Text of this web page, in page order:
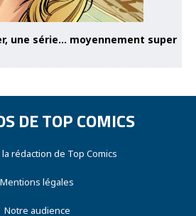
une série… moyennement super
DE TOP COMICS
rédaction de Top Comics
Mentions légales
Notre audience